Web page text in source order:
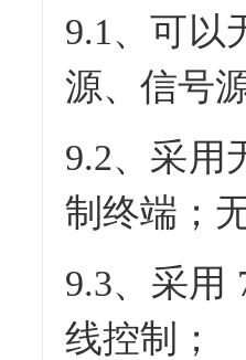
9.1、可以
源、信号
9.2、采用
制终端；
9.3、采用
线控制；